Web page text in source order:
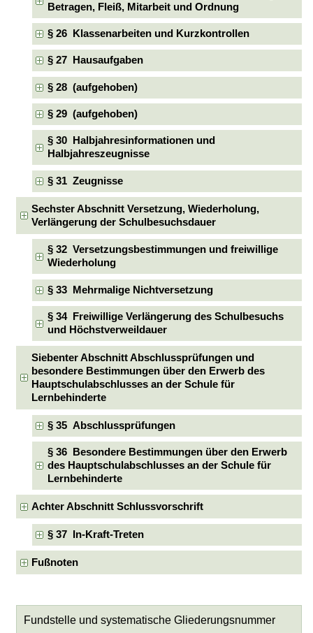
Betragen, Fleiß, Mitarbeit und Ordnung
§ 26 Klassenarbeiten und Kurzkontrollen
§ 27 Hausaufgaben
§ 28 (aufgehoben)
§ 29 (aufgehoben)
§ 30 Halbjahresinformationen und
Halbjahreszeugnisse
§ 31 Zeugnisse
Sechster Abschnitt Versetzung, Wiederholung,
Verlängerung der Schulbesuchsdauer
§ 32 Versetzungsbestimmungen und freiwillige
Wiederholung
§ 33 Mehrmalige Nichtversetzung
§ 34 Freiwillige Verlängerung des Schulbesuchs
und Höchstverweildauer
Siebenter Abschnitt Abschlussprüfungen und
besondere Bestimmungen über den Erwerb des
Hauptschulabschlusses an der Schule für
Lernbehinderte
§ 35 Abschlussprüfungen
§ 36 Besondere Bestimmungen über den Erwerb
des Hauptschulabschlusses an der Schule für
Lernbehinderte
Achter Abschnitt Schlussvorschrift
§ 37 In-Kraft-Treten
Fußnoten
Fundstelle und systematische Gliederungsnummer